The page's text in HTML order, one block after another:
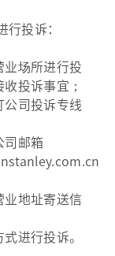
投诉：
业场所进行投
投诉事宜；
公司投诉专线
司邮箱
业地址寄送信
进行投诉。